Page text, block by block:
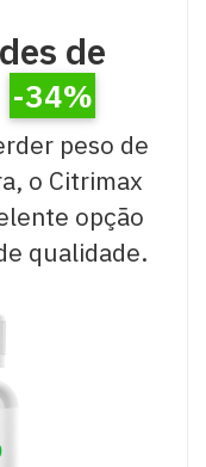
de
-34%
peso de
o Citrimax
opção
qualidade.